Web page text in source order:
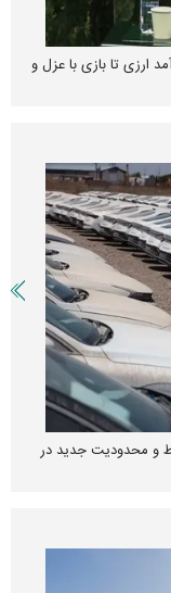
ارزی تا بازی با عزل و
و محدودیت جدید در